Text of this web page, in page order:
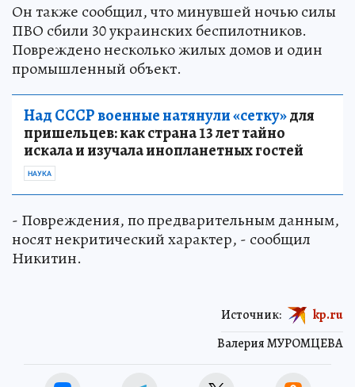
Он также сообщил, что минувшей ночью силы
ПВО сбили 30 украинских беспилотников.
Повреждено несколько жилых домов и один
промышленный объект.
Над СССР военные натянули «сетку»для
пришельцев: как страна 13 лет тайно
искала и изучала инопланетных гостей
НАУКА
- Повреждения, по предварительным данным,
носят некритический характер, - сообщил
Никитин.
Валерия МУРОМЦЕВА
Источник: kp.ru